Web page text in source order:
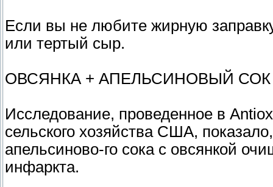
Если вы не любите жирную
или тертый сыр.
ОВСЯНКА + АПЕЛЬСИНОВЫЙ СОК
Исследование, проведенное в
сельского хозяйства США,
апельсиново-го сока с овсянкой
инфаркта.